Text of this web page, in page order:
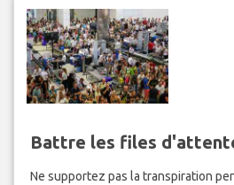
Battre les files
Ne supportez pas la transpiration